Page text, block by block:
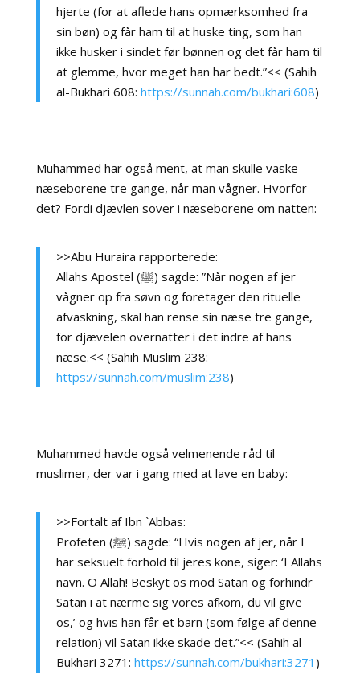
hjerte (for at aflede hans opmærksomhed fra
sin bøn) og får ham til at huske ting, som han
ikke husker i sindet før bønnen og det får ham til
at glemme, hvor meget han har bedt.”<< (Sahih
al-Bukhari 608: https://sunnah.com/bukhari:608)
Muhammed har også ment, at man skulle vaske
næseborene tre gange, når man vågner. Hvorfor
det? Fordi djævlen sover i næseborene om natten:
>>Abu Huraira rapporterede:
Allahs Apostel (ﷺ) sagde: ”Når nogen af jer
vågner op fra søvn og foretager den rituelle
afvaskning, skal han rense sin næse tre gange,
for djævelen overnatter i det indre af hans
næse.<< (Sahih Muslim 238:
https://sunnah.com/muslim:238)
Muhammed havde også velmenende råd til
muslimer, der var i gang med at lave en baby:
>>Fortalt af Ibn `Abbas:
Profeten (ﷺ) sagde: “Hvis nogen af jer, når I
har seksuelt forhold til jeres kone, siger: ‘I Allahs
navn. O Allah! Beskyt os mod Satan og forhindr
Satan i at nærme sig vores afkom, du vil give
os,’ og hvis han får et barn (som følge af denne
relation) vil Satan ikke skade det.”<< (Sahih al-
Bukhari 3271: https://sunnah.com/bukhari:3271 )